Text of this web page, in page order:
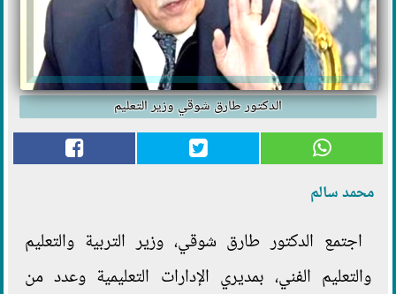
الدكتور طارق شوقي وزير التعليم
محمد سالم
اجتمع الدكتور طارق شوقي، وزير التربية والتعليم
والتعليم الفني، بمديري الإدارات التعليمية وعدد من